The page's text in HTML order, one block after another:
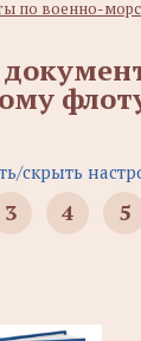
по военно-
скрыть
3 4 5